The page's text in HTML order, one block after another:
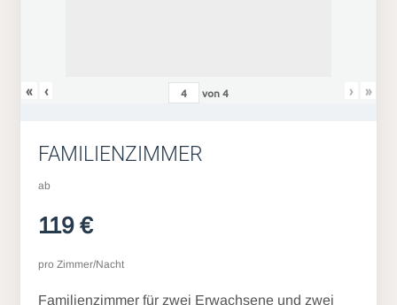
« ‹ von4 › »
FAMILIENZIMMER
ab
119 €
pro Zimmer/Nacht
Familienzimmer für zwei Erwachsene und zwei